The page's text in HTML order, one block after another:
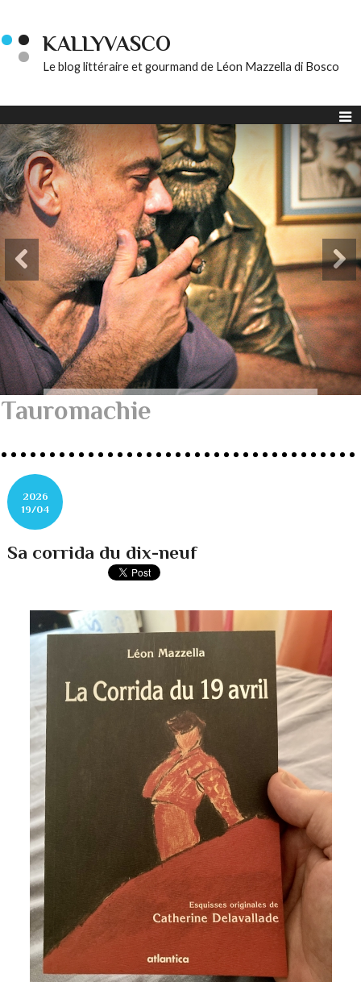
KALLYVASCO
Le blog littéraire et gourmand de Léon Mazzella di Bosco
Tauromachie
2026
19/04
Sa corrida du dix-neuf